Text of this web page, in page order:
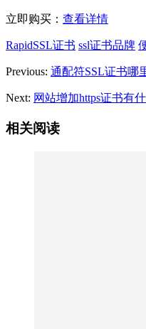
立即购买： 查看详情
RapidSSL证书 ssl证书品牌
Previous: 通配符SSL证书哪
Next: 网站增加https证书有
相关阅读